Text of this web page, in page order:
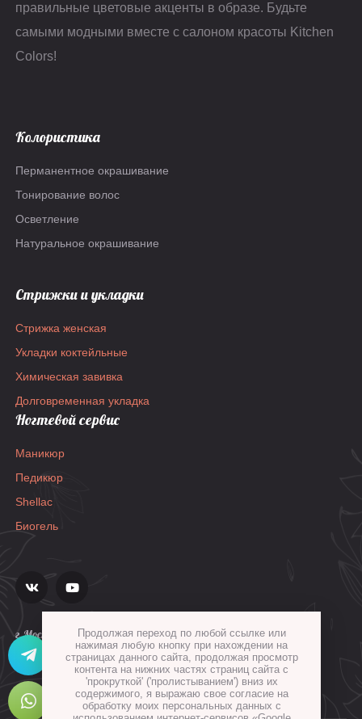
правильные цветовые акценты в образе. Будьте
самыми модными вместе с салоном красоты Kitchen
Colors!
Колористика
Перманентное окрашивание
Тонирование волос
Осветление
Натуральное окрашивание
Стрижки и укладки
Стрижка женская
Укладки коктейльные
Химическая завивка
Долговременная укладка
Ногтевой сервис
Маникюр
Педикюр
Shellac
Биогель
г.Москва, ул.Гиляровского, д.36, стр.1а
Продолжая переход по любой ссылке или
нажимая любую кнопку при нахождении на
страницах данного сайта, продолжая просмотр
контента на нижних частях страниц сайта с
'прокруткой' ('пролистыванием') вниз их
содержимого, я выражаю свое согласие на
обработку моих персональных данных с